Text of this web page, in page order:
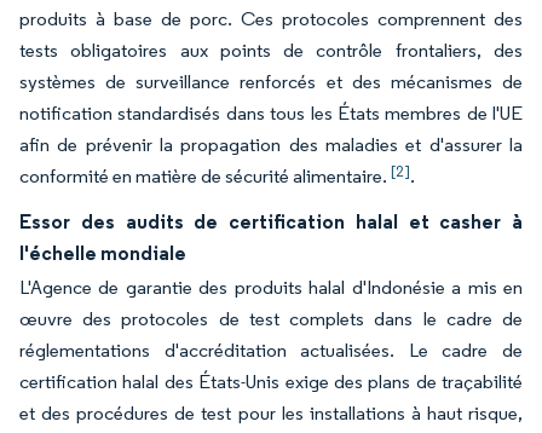
produits à base de porc. Ces protocoles comprennent des
tests obligatoires aux points de contrôle frontaliers, des
systèmes de surveillance renforcés et des mécanismes de
notification standardisés dans tous les États membres de l'UE
afin de prévenir la propagation des maladies et d'assurer la
conformité en matière de sécurité alimentaire. [2].
Essor des audits de certification halal et casher à
l'échelle mondiale
L'Agence de garantie des produits halal d'Indonésie a mis en
œuvre des protocoles de test complets dans le cadre de
réglementations d'accréditation actualisées. Le cadre de
certification halal des États-Unis exige des plans de traçabilité
et des procédures de test pour les installations à haut risque,